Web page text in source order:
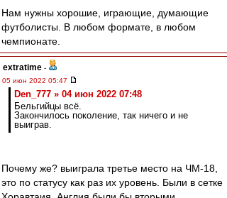
Нам нужны хорошие, играющие, думающие
футболисты. В любом формате, в любом
чемпионате.
extratime -
05 июн 2022 05:47
Den_777 » 04 июн 2022 07:48
Бельгийцы всё.
Закончилось поколение, так ничего и не
выиграв.
Почему же? выиграла третье место на ЧМ-18,
это по статусу как раз их уровень. Были в сетке